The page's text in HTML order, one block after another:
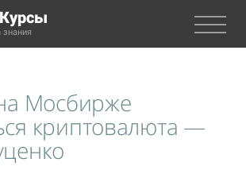
знания
Мосбирже
криптовалюта —